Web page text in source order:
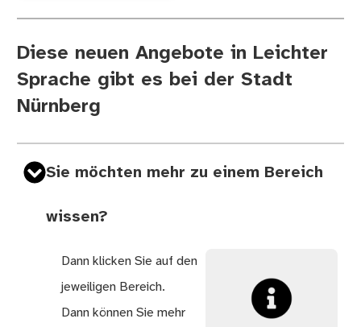
Diese neuen Angebote in Leichter
Sprache gibt es bei der Stadt
Nürnberg
Sie möchten mehr zu einem Bereich
wissen?
Dann klicken Sie auf den
jeweiligen Bereich.
Dann können Sie mehr